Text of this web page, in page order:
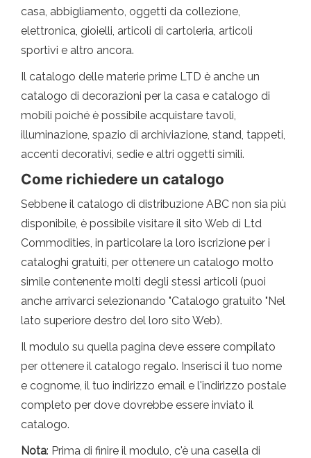
casa, abbigliamento, oggetti da collezione,
elettronica, gioielli, articoli di cartoleria, articoli
sportivi e altro ancora.
Il catalogo delle materie prime LTD è anche un
catalogo di decorazioni per la casa e catalogo di
mobili poiché è possibile acquistare tavoli,
illuminazione, spazio di archiviazione, stand, tappeti,
accenti decorativi, sedie e altri oggetti simili.
Come richiedere un catalogo
Sebbene il catalogo di distribuzione ABC non sia più
disponibile, è possibile visitare il sito Web di Ltd
Commodities, in particolare la loro iscrizione per i
cataloghi gratuiti, per ottenere un catalogo molto
simile contenente molti degli stessi articoli (puoi
anche arrivarci selezionando "Catalogo gratuito "Nel
lato superiore destro del loro sito Web).
Il modulo su quella pagina deve essere compilato
per ottenere il catalogo regalo. Inserisci il tuo nome
e cognome, il tuo indirizzo email e l'indirizzo postale
completo per dove dovrebbe essere inviato il
catalogo.
Nota: Prima di finire il modulo, c'è una casella di